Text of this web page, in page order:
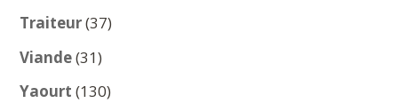
Traiteur 3737
Viande 3131
produits
Yaourt 130130